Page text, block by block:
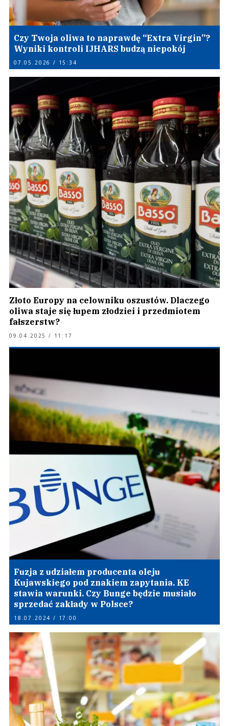
Czy Twoja oliwa to naprawdę “Extra Virgin”?
Wyniki kontroli IJHARS budzą niepokój
07.05.2026 / 15:34
Złoto Europy na celowniku oszustów. Dlaczego
oliwa staje się łupem złodziei i przedmiotem
fałszerstw?
09.04.2025 / 11:17
Fuzja z udziałem producenta oleju
Kujawskiego pod znakiem zapytania. KE
stawia warunki. Czy Bunge będzie musiało
sprzedać zakłady w Polsce?
18.07.2024 / 17:00